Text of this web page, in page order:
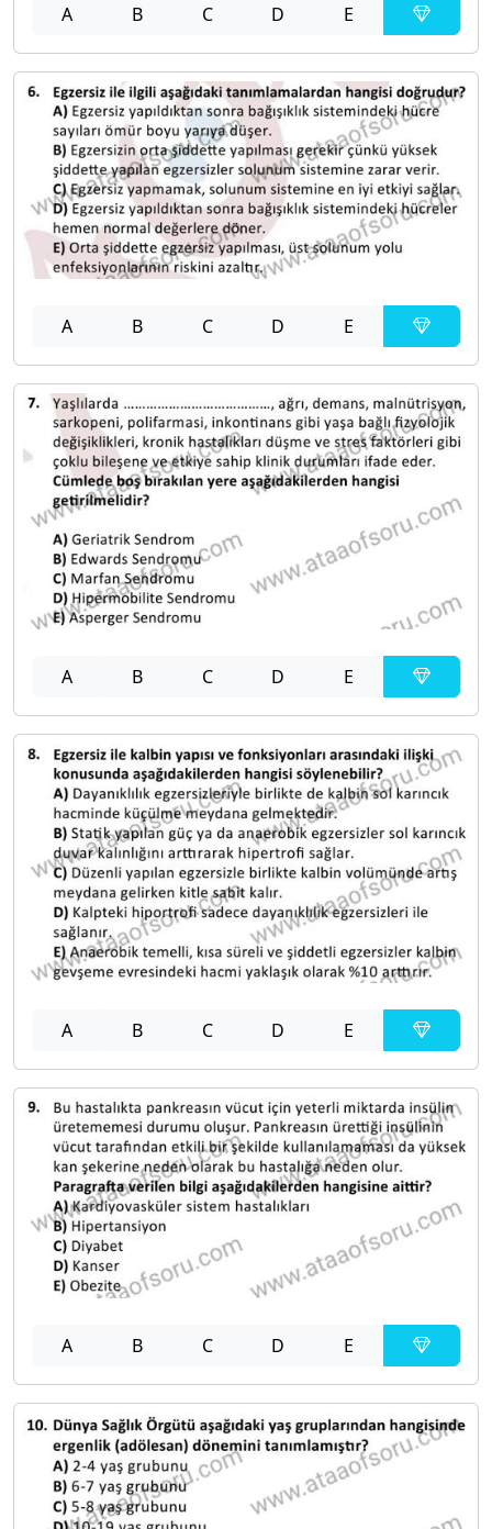
A B C D E
A B C D E
A B C D E
A B C D E
A B C D E